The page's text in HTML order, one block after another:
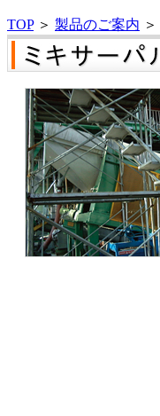
TOP＞ 製品のご案内 ＞